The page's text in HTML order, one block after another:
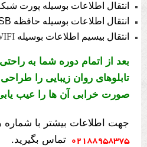
انتقال اطلاعات بوسیله پورت
انتقال اطلاعات بوسیله حافظه USB
انتقال بیسیم اطلاعات بوسیله
بعد از اتمام دوره شما به
تابلوهای روان زیبایی را
صورت خرابی آن ها را عیب یابی
جهت اطلاعات بیشتر با شماره
۰۲۱۸۸۹۵۸۳۷۵ تماس بگیرید.